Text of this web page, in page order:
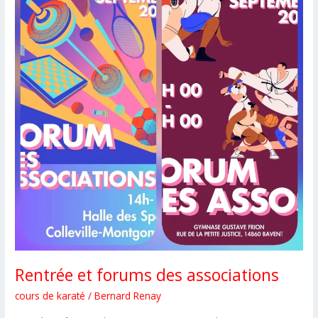
CSKS14
Rentrée et forums des associations
cours de karaté /Bernard Renay